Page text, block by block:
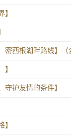
】
西根湖畔路线】（
】
护友情的条件】
】